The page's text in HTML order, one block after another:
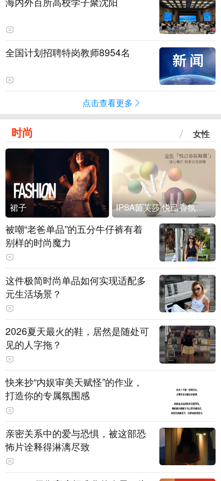
全国计划招聘特岗教师8954名
点击查看更多
时尚 女性
裙子 IPSA茵芙莎 悦己香氛凝露上市
被嘲“老爸单品”的五分牛仔裤有着
别样的时尚魔力
这件极简时尚单品如何实现适配多
元生活场景？
2026夏天最火的鞋，居然是随处可
见的人字拖？
快来抄“内娱审美天赋怪”的作业，
打造你的专属氛围感
亲密关系中的爱与恐惧，被这部恐
怖片诠释得淋漓尽致